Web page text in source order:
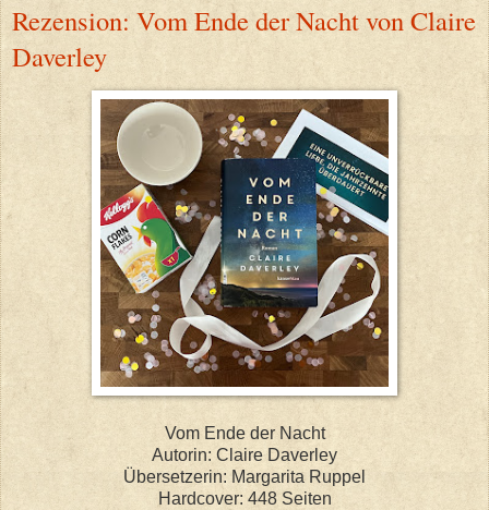
Rezension: Vom Ende der Nacht von Claire
Daverley
Vom Ende der Nacht
Autorin: Claire Daverley
Übersetzerin: Margarita Ruppel
Hardcover: 448 Seiten